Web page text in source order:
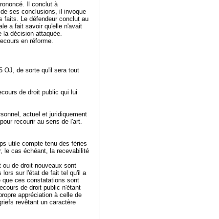
Il conclut à
ses conclusions, il invoque
faits. Le défendeur conclut au
a fait savoir qu'elle n'avait
la décision attaquée.
en réforme.
OJ, de sorte qu'il sera tout
de droit public qui lui
actuel et juridiquement
recourir au sens de l'art.
utile compte tenu des féries
le cas échéant, la recevabilité
de droit nouveaux sont
lors sur l'état de fait tel qu'il a
que ces constatations sont
de droit public n'étant
appréciation à celle de
revêtant un caractère